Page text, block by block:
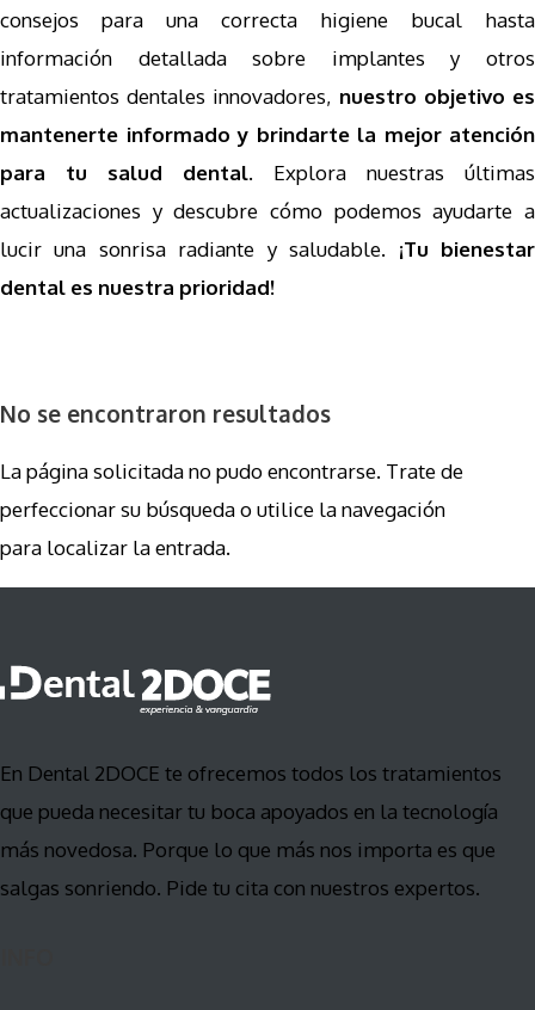
consejos para una correcta higiene bucal hasta
información detallada sobre implantes y otros
tratamientos dentales innovadores, nuestro objetivo es
mantenerte informado y brindarte la mejor atención
para tu salud dental. Explora nuestras últimas
actualizaciones y descubre cómo podemos ayudarte a
lucir una sonrisa radiante y saludable. ¡Tu bienestar
dental es nuestra prioridad!
No se encontraron resultados
La página solicitada no pudo encontrarse. Trate de
perfeccionar su búsqueda o utilice la navegación
para localizar la entrada.
En Dental 2DOCE te ofrecemos todos los tratamientos
que pueda necesitar tu boca apoyados en la tecnología
más novedosa. Porque lo que más nos importa es que
salgas sonriendo. Pide tu cita con nuestros expertos.